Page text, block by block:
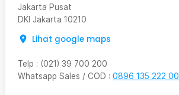
Jakarta Pusat
DKI Jakarta 10210
Lihat google maps
Telp : (021) 39 700 200
Whatsapp Sales / COD : 0896 135 222 00